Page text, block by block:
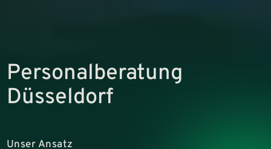
Personalberatung
Düsseldorf
Unser Ansatz